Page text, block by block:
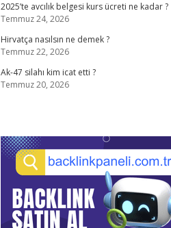
2025’te avcılık belgesi kurs ücreti ne kadar ?
Temmuz 24, 2026
Hirvatça nasılsın ne demek ?
Temmuz 22, 2026
Ak-47 silahı kim icat etti ?
Temmuz 20, 2026